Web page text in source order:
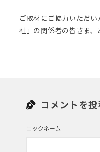
ご取材にご協力いただ
社」の関係者の皆さま
コメントを投
ニックネーム